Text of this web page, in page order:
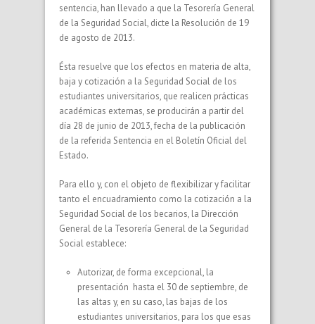
sentencia, han llevado a que la Tesorería General
de la Seguridad Social, dicte la Resolución de 19
de agosto de 2013.
Ésta resuelve que los efectos en materia de alta,
baja y cotización a la Seguridad Social de los
estudiantes universitarios, que realicen prácticas
académicas externas, se producirán a partir del
día 28 de junio de 2013, fecha de la publicación
de la referida Sentencia en el Boletín Oficial del
Estado.
Para ello y, con el objeto de flexibilizar y facilitar
tanto el encuadramiento como la cotización a la
Seguridad Social de los becarios, la Dirección
General de la Tesorería General de la Seguridad
Social establece:
Autorizar, de forma excepcional, la
presentación hasta el 30 de septiembre, de
las altas y, en su caso, las bajas de los
estudiantes universitarios, para los que esas